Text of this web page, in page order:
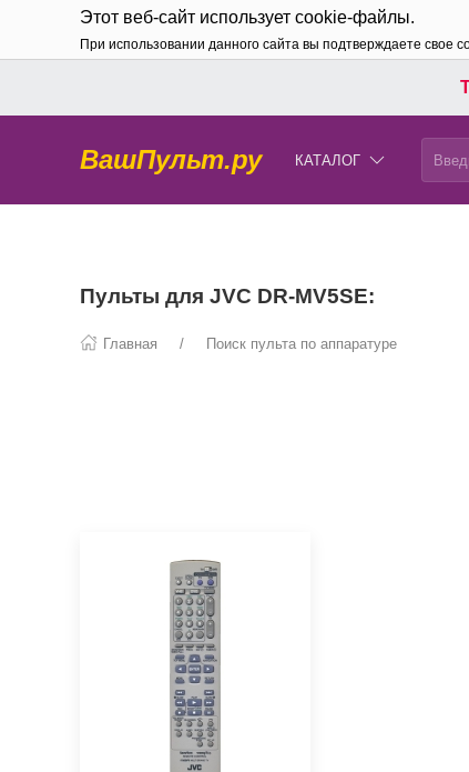
Этот веб-сайт использует cookie-файлы.
При использовании данного сайта вы подтверждаете свое
ВашПульт.ру КАТАЛОГ
Пульты для JVC DR-MV5SE:
Главная Поиск пульта по аппаратуре